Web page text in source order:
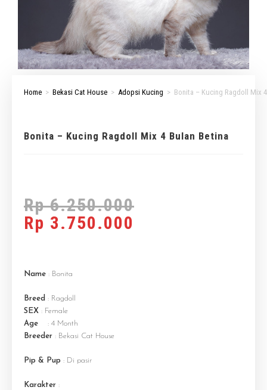
Home > Bekasi Cat House > Adopsi Kucing > Bonita – Kucing Ragdoll Mix
Bonita – Kucing Ragdoll Mix 4 Bulan Betina
Rp6.250.000
Rp 3.750.000
Name : Bonita
Breed : Ragdoll
SEX : Female
Age : 4 Month
Breeder : Bekasi Cat House
Pip & Pup : Di pasir
Karakter :